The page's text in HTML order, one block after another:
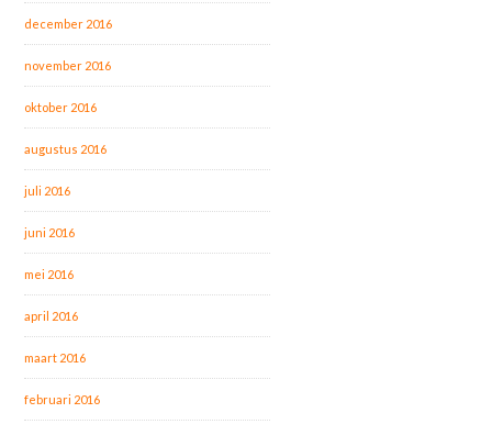
december 2016
november 2016
oktober 2016
augustus 2016
juli 2016
juni 2016
mei 2016
april 2016
maart 2016
februari 2016